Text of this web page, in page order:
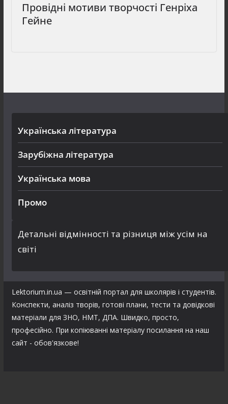
Провідні мотиви творчості Генріха
Гейне
Українська література
Зарубіжна література
Українська мова
Промо
Детальні відмінності та різниця між усім на
світі
Lektorium.in.ua — освітній портал для школярів і студентів.
Конспекти, аналіз творів, готові плани, тести та довідкові
матеріали для ЗНО, НМТ, ДПА. Швидко, просто,
професійно. При копіюванні матеріалу посилання на наш
сайт - обов'язкове!